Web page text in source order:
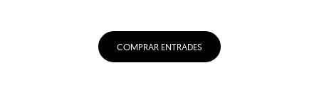
COMPRAR ENTRADES